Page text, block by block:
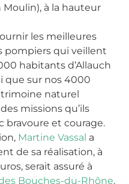
à la hauteur
les meilleures
pompiers qui veillent
habitants d’Allauch
que sur nos 4000
naturel
missions qu’ils
bravoure et courage.
Martine Vassal a
de sa réalisation, à
serait assuré à
Bouches-du-Rhône.